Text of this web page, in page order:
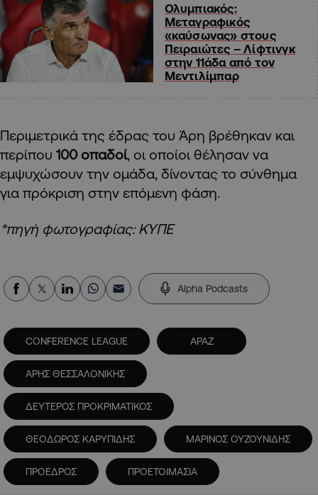
Ολυμπιακός:
Μεταγραφικός
«καύσωνας» στους
Πειραιώτες – Λίφτινγκ
στην 11άδα από τον
Μεντιλίμπαρ
Περιμετρικά της έδρας του Άρη βρέθηκαν και
περίπου 100 οπαδοί, οι οποίοι θέλησαν να
εμψυχώσουν την ομάδα, δίνοντας το σύνθημα
για πρόκριση στην επόμενη φάση.
*πηγή φωτογραφίας: ΚΥΠΕ
Alpha Podcasts
CONFERENCE LEAGUE ΑΡΑΖ
ΑΡΗΣ ΘΕΣΣΑΛΟΝΙΚΗΣ
ΔΕΥΤΕΡΟΣ ΠΡΟΚΡΙΜΑΤΙΚΟΣ
ΘΕΟΔΩΡΟΣ ΚΑΡΥΠΙΔΗΣ ΜΑΡΙΝΟΣ ΟΥΖΟΥΝΙΔΗΣ
ΠΡΟΕΔΡΟΣ ΠΡΟΕΤΟΙΜΑΣΙΑ